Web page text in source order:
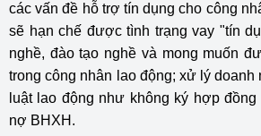
các vấn đề hỗ trợ tín dụng cho công
sẽ hạn chế được tình trạng vay "tín
nghề, đào tạo nghề và mong muốn
trong công nhân lao động; xử lý doanh
luật lao động như không ký hợp
nợ BHXH.